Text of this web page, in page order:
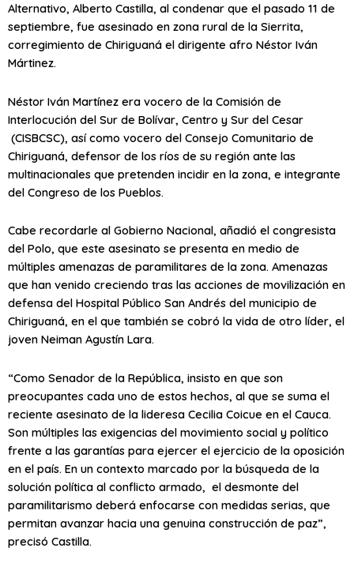
Alternativo, Alberto Castilla, al condenar que el pasado 11 de
septiembre, fue asesinado en zona rural de la Sierrita,
corregimiento de Chiriguaná el dirigente afro Néstor Iván
Mártinez.
Néstor Iván Martínez era vocero de la Comisión de
Interlocución del Sur de Bolívar, Centro y Sur del Cesar
(CISBCSC), así como vocero del Consejo Comunitario de
Chiriguaná, defensor de los ríos de su región ante las
multinacionales que pretenden incidir en la zona, e integrante
del Congreso de los Pueblos.
Cabe recordarle al Gobierno Nacional, añadió el congresista
del Polo, que este asesinato se presenta en medio de
múltiples amenazas de paramilitares de la zona. Amenazas
que han venido creciendo tras las acciones de movilización en
defensa del Hospital Público San Andrés del municipio de
Chiriguaná, en el que también se cobró la vida de otro líder, el
joven Neiman Agustín Lara.
“Como Senador de la República, insisto en que son
preocupantes cada uno de estos hechos, al que se suma el
reciente asesinato de la lideresa Cecilia Coicue en el Cauca.
Son múltiples las exigencias del movimiento social y político
frente a las garantías para ejercer el ejercicio de la oposición
en el país. En un contexto marcado por la búsqueda de la
solución política al conflicto armado, el desmonte del
paramilitarismo deberá enfocarse con medidas serias, que
permitan avanzar hacia una genuina construcción de paz”,
precisó Castilla.